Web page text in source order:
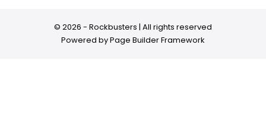
© 2026 - Rockbusters | All rights reserved
Powered byPage Builder Framework